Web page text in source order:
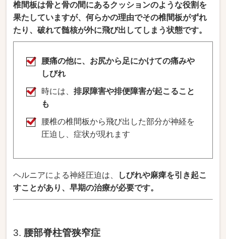
椎間板は骨と骨の間にあるクッションのような役割を
果たしていますが、何らかの理由でその椎間板がずれ
たり、破れて髄核が外に飛び出してしまう状態です。
腰痛の他に、 お尻から足にかけての痛みや
しびれ
時には、排尿障害や排便障害が起こること
も
腰椎の椎間板から飛び出した部分が神経を
圧迫し、症状が現れます
ヘルニアによる神経圧迫は、
しびれや麻痺を引き起こ
すことがあり、早期の治療が必要です。
3. 腰部脊柱管狭窄症